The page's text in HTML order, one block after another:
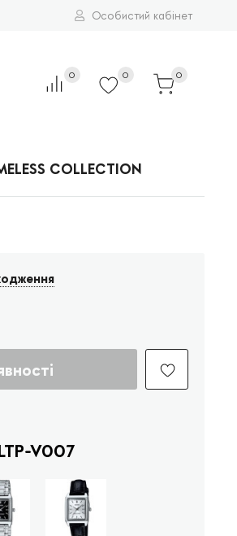
Особистий кабінет
0 0 0
COLLECTION
V007